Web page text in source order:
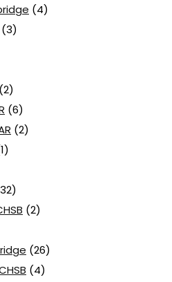
(4)
(3)
(2)
(6)
(2)
(2)
(26)
(4)